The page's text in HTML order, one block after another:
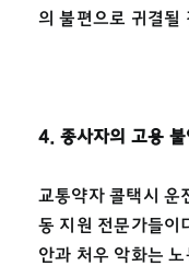
의 불편으로 귀결될
4. 종사자의 고용
교통약자 콜택시 운
동 지원 전문가들이
안과 처우 악화는